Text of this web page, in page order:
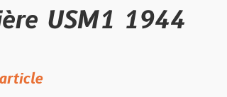
1944